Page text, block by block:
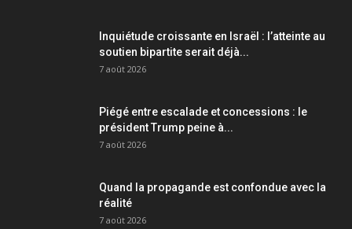
Inquiétude croissante en Israël : l’atteinte au
soutien bipartite serait déjà...
7 août 2026
Piégé entre escalade et concessions : le
président Trump peine à...
7 août 2026
Quand la propagande est confondue avec la
réalité
7 août 2026